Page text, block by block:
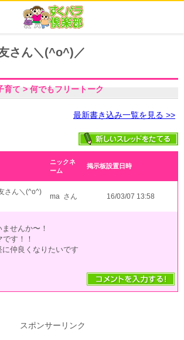
さん＼(^o^)／
最新書き込み一覧を見る >>
育て >何でもフリートーク
ニックネ
ーム
掲示板設置日時
さん＼(^o^)
ma さん 16/03/07 13:58
せんか〜！
す！！
仲良くなりたいです
スポンサーリンク